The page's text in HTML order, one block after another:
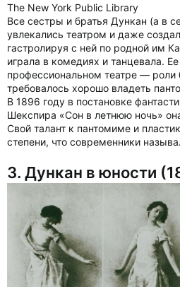
The New York Public Library
Все сестры и братья Дункан (а в
увлекались театром и даже
гастролируя с ней по родной им
играла в комедиях и танцевала.
профессиональном театре — роли
требовалось хорошо владеть
В 1896 году в постановке
Шекспира «Сон в летнюю ночь»
Свой талант к пантомиме и
степени, что современники
3. Дункан в юности